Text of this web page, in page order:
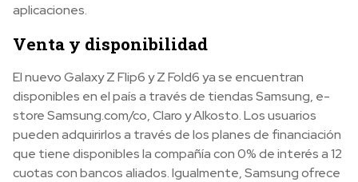
aplicaciones.
Venta y disponibilidad
El nuevo Galaxy Z Flip6 y Z Fold6 ya se encuentran
disponibles en el país a través de tiendas Samsung, e-
store Samsung.com/co, Claro y Alkosto. Los usuarios
pueden adquirirlos a través de los planes de financiación
que tiene disponibles la compañía con 0% de interés a 12
cuotas con bancos aliados. Igualmente, Samsung ofrece